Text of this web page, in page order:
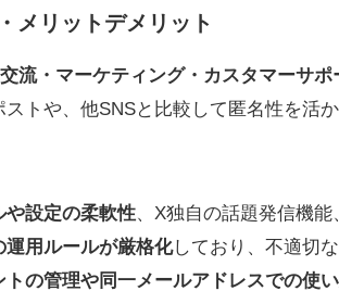
メリットデメリット
流・マーケティング・カスタマーサポ
トや、他SNSと比較して匿名性を活
や設定の柔軟性、X独自の話題発信機
運用ルールが厳格化しており、不適切
トの管理や同一メールアドレスでの使